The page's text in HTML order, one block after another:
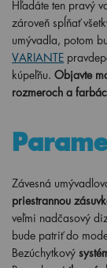
Hľadáte ten pravý
zároveň spĺňať
umývadla, potom
VARIANTE
kúpeľňu. Objavte
rozmeroch a
Závesná
priestrannou
veľmi nadčasový
bude patriť do
Bezúchytkový